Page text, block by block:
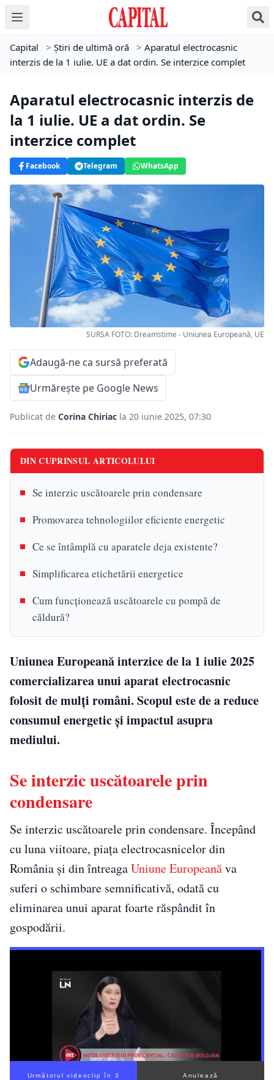
Capital > Știri de ultimă oră > Aparatul electrocasnic
interzis de la 1 iulie. UE a dat ordin. Se interzice complet
Aparatul electrocasnic interzis de
la 1 iulie. UE a dat ordin. Se
interzice complet
Facebook Telegram WhatsApp
SURSA FOTO: Dreamstime - Uniunea Europeană, UE
Adaugă-ne ca sursă preferată
Urmărește pe Google News
Publicat de Corina Chiriac la 20 iunie 2025, 07:30
DIN CUPRINSUL ARTICOLULUI
Se interzic uscătoarele prin condensare
Promovarea tehnologiilor eficiente energetic
Ce se întâmplă cu aparatele deja existente?
Simplificarea etichetării energetice
Cum funcționează uscătoarele cu pompă de
căldură?
Uniunea Europeană interzice de la 1 iulie 2025
comercializarea unui aparat electrocasnic
folosit de mulți români. Scopul este de a reduce
consumul energetic și impactul asupra
mediului.
Se interzic uscătoarele prin
condensare
Se interzic uscătoarele prin condensare. Începând
cu luna viitoare, piața electrocasnicelor din
România și din întreagaUniune Europeanăva
suferi o schimbare semnificativă, odată cu
eliminarea unui aparat foarte răspândit în
gospodării.
Următorul videoclip în 2 Anulează